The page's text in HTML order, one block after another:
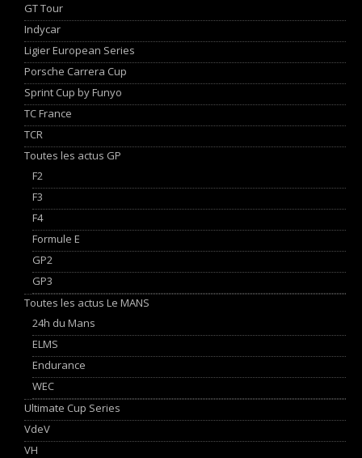
GT Tour
Indycar
Ligier European Series
Porsche Carrera Cup
Sprint Cup by Funyo
TC France
TCR
Toutes les actus GP
F2
F3
F4
Formule E
GP2
GP3
Toutes les actus Le MANS
24h du Mans
ELMS
Endurance
WEC
Ultimate Cup Series
VdeV
VH